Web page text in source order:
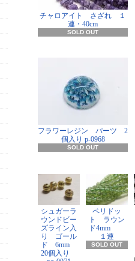
チャロアイト さざれ １
連・40cm
SOLD OUT
フラワーレジン パーツ 2
個入り p-0968
SOLD OUT
シュガーラ
ウンドビー
ズライン入
り ゴール
ド 6mm
20個入り
ペリドッ
ト ラウン
ド4mm
１連
SOLD OUT